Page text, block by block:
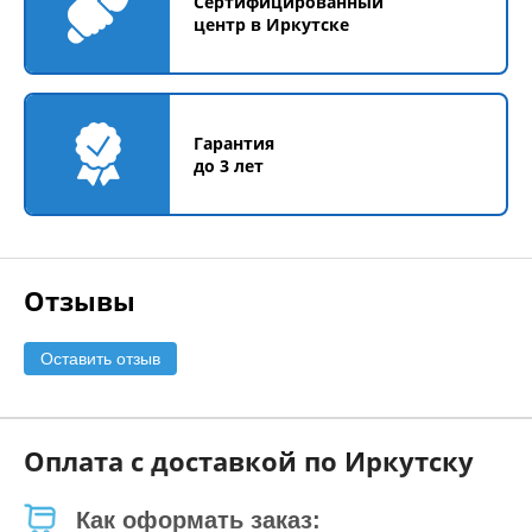
центр в Иркутске
Гарантия
до 3 лет
Отзывы
Оставить отзыв
Оплата с доставкой по Иркутску
Как оформать заказ: